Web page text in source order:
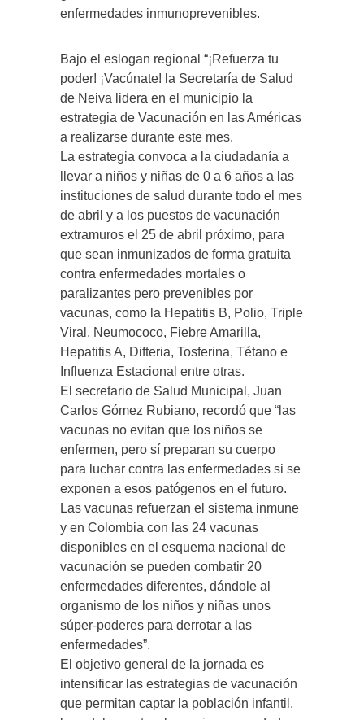
enfermedades inmunoprevenibles.
Bajo el eslogan regional “¡Refuerza tu
poder! ¡Vacúnate! la Secretaría de Salud
de Neiva lidera en el municipio la
estrategia de Vacunación en las Américas
a realizarse durante este mes.
La estrategia convoca a la ciudadanía a
llevar a niños y niñas de 0 a 6 años a las
instituciones de salud durante todo el mes
de abril y a los puestos de vacunación
extramuros el 25 de abril próximo, para
que sean inmunizados de forma gratuita
contra enfermedades mortales o
paralizantes pero prevenibles por
vacunas, como la Hepatitis B, Polio, Triple
Viral, Neumococo, Fiebre Amarilla,
Hepatitis A, Difteria, Tosferina, Tétano e
Influenza Estacional entre otras.
El secretario de Salud Municipal, Juan
Carlos Gómez Rubiano, recordó que “las
vacunas no evitan que los niños se
enfermen, pero sí preparan su cuerpo
para luchar contra las enfermedades si se
exponen a esos patógenos en el futuro.
Las vacunas refuerzan el sistema inmune
y en Colombia con las 24 vacunas
disponibles en el esquema nacional de
vacunación se pueden combatir 20
enfermedades diferentes, dándole al
organismo de los niños y niñas unos
súper-poderes para derrotar a las
enfermedades”.
El objetivo general de la jornada es
intensificar las estrategias de vacunación
que permitan captar la población infantil,